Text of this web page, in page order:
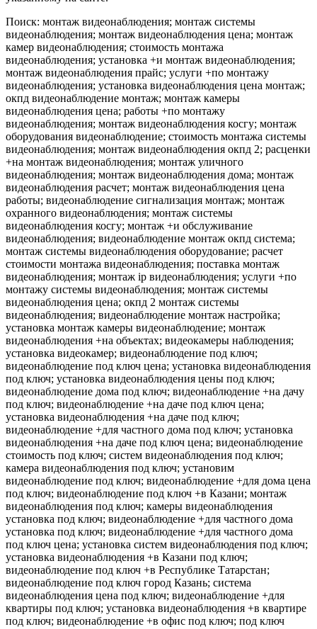
Поиск: монтаж видеонаблюдения; монтаж системы
видеонаблюдения; монтаж видеонаблюдения цена; монтаж
камер видеонаблюдения; стоимость монтажа
видеонаблюдения; установка +и монтаж видеонаблюдения;
монтаж видеонаблюдения прайс; услуги +по монтажу
видеонаблюдения; установка видеонаблюдения цена монтаж;
окпд видеонаблюдение монтаж; монтаж камеры
видеонаблюдения цена; работы +по монтажу
видеонаблюдения; монтаж видеонаблюдения косгу; монтаж
оборудования видеонаблюдение; стоимость монтажа системы
видеонаблюдения; монтаж видеонаблюдения окпд 2; расценки
+на монтаж видеонаблюдения; монтаж уличного
видеонаблюдения; монтаж видеонаблюдения дома; монтаж
видеонаблюдения расчет; монтаж видеонаблюдения цена
работы; видеонаблюдение сигнализация монтаж; монтаж
охранного видеонаблюдения; монтаж системы
видеонаблюдения косгу; монтаж +и обслуживание
видеонаблюдения; видеонаблюдение монтаж окпд система;
монтаж системы видеонаблюдения оборудование; расчет
стоимости монтажа видеонаблюдения; поставка монтаж
видеонаблюдения; монтаж ip видеонаблюдения; услуги +по
монтажу системы видеонаблюдения; монтаж системы
видеонаблюдения цена; окпд 2 монтаж системы
видеонаблюдения; видеонаблюдение монтаж настройка;
установка монтаж камеры видеонаблюдение; монтаж
видеонаблюдения +на объектах; видеокамеры наблюдения;
установка видеокамер; видеонаблюдение под ключ;
видеонаблюдение под ключ цена; установка видеонаблюдения
под ключ; установка видеонаблюдения цены под ключ;
видеонаблюдение дома под ключ; видеонаблюдение +на дачу
под ключ; видеонаблюдение +на даче под ключ цена;
установка видеонаблюдения +на даче под ключ;
видеонаблюдение +для частного дома под ключ; установка
видеонаблюдения +на даче под ключ цена; видеонаблюдение
стоимость под ключ; систем видеонаблюдения под ключ;
камера видеонаблюдения под ключ; установим
видеонаблюдение под ключ; видеонаблюдение +для дома цена
под ключ; видеонаблюдение под ключ +в Казани; монтаж
видеонаблюдения под ключ; камеры видеонаблюдения
установка под ключ; видеонаблюдение +для частного дома
установка под ключ; видеонаблюдение +для частного дома
под ключ цена; установка систем видеонаблюдения под ключ;
установка видеонаблюдения +в Казани под ключ;
видеонаблюдение под ключ +в Республике Татарстан;
видеонаблюдение под ключ город Казань; система
видеонаблюдения цена под ключ; видеонаблюдение +для
квартиры под ключ; установка видеонаблюдения +в квартире
под ключ; видеонаблюдение +в офис под ключ; под ключ